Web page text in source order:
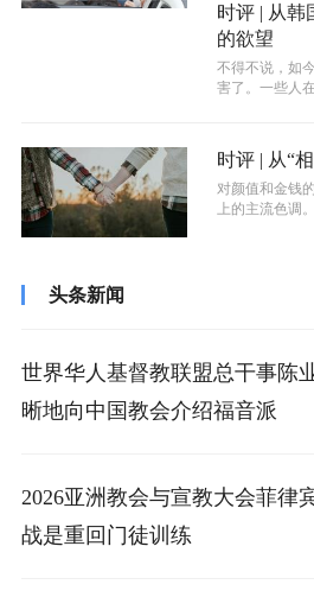
时评 | 从韩
的欲望
不得不说，如
害了。一些人
时评 | 从“
对颜值和金钱
上的主流色调
头条新闻
世界华人基督教联盟总干事陈
晰地向中国教会介绍福音派
2026亚洲教会与宣教大会菲律
战是重回门徒训练